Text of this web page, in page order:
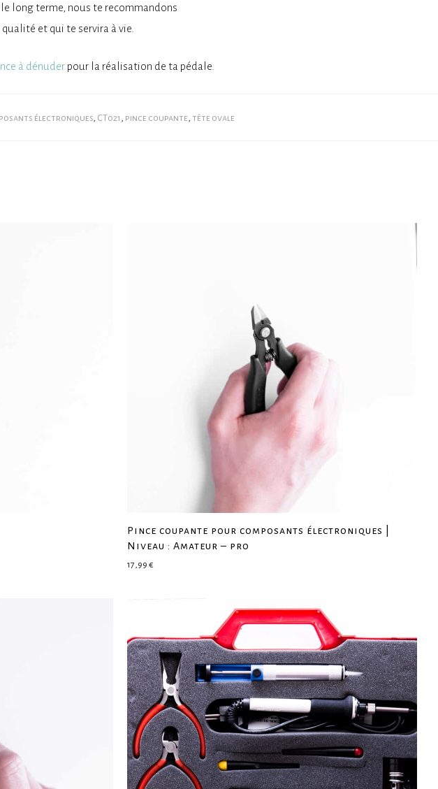
long terme, nous te recommandons
et qui te servira à vie.
à dénuder pour la réalisation de ta pédale.
électroniques, CT021 , pince coupante, tête ovale
Pince coupante pour composants électroniques |
Niveau : Amateur – pro
17,99€